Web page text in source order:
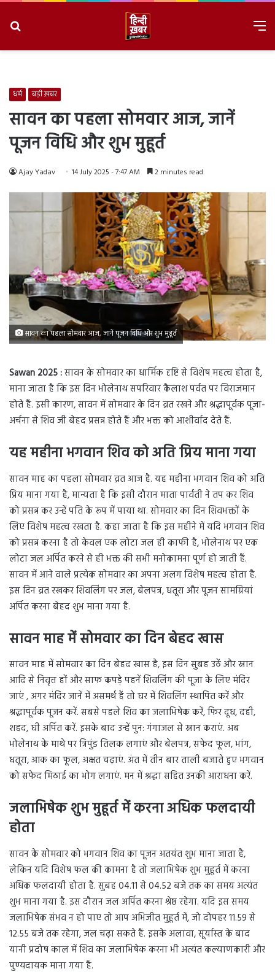
धर्म बड़ी ख़बर
सावन का पहला सोमवार आज, जानें
पूजन विधि और शुभ मुहूर्त
Ajay Yadav 14 July 2025 - 7:47 AM 2 minutes read
सावन का पहला सोमवार आज, जानें पूजन विधि और शुभ मुहूर्त
Sawan 2025 :सावन के सोमवार का धार्मिक दृष्टि से विशेष महत्व होता है,
माना जाता है कि इस दिन भोलेनाथ सपरिवार कैलाश पर्वत पर विराजमान
होते हैं. इसी कारण, सावन में सोमवार के दिन व्रत रखने और श्रद्धापूर्वक पूजा-
अर्चना से शिव जी बेहद प्रसन्न होते हैं और भक्त को आशीर्वाद देते हैं.
यह महीना भगवान शिव को अति प्रिय माना गया
सावन माह का पहला सोमवार व्रत आज है. यह महीना भगवान शिव को अति
प्रिय माना गया है, मान्यता है कि इसी दौरान माता पार्वती ने तप कर शिव
को प्रसन्न कर उन्हें पति के रूप में पाया था. सोमवार का दिन शिवभक्तों के
लिए विशेष महत्व रखता है. कहा जाता है कि इस महीने में यदि भगवान शिव
को प्रसन्न करना है तो केवल एक लोटा जल ही काफी है, भोलेनाथ पर एक
लोटा जल अर्पित करने से ही भक्त की सभी मनोकामना पूर्ण हो जाती हैं.
सावन में आने वाले प्रत्येक सोमवार का अपना अलग विशेष महत्व होता है.
इस दिन व्रत रखकर शिवलिंग पर जल, बेलपत्र, धतूरा और पूजन सामग्रियां
अर्पित करना बेहद शुभ माना गया है.
सावन माह में सोमवार का दिन बेहद खास
सावन माह में सोमवार का दिन बेहद खास है, इस दिन सुबह उठें और स्नान
आदि से निवृत्त हों और साफ कपड़े पहनें शिवलिंग की पूजा के लिए मंदिर
जाएं , अगर मंदिर जानें में असमर्थ हैं तो घर में शिवलिंग स्थापित करें और
श्रद्धापूर्वक पूजन करें. सबसे पहले शिव का जलाभिषेक करें, फिर दूध, दही,
शहद, घी अर्पित करें. इसके बाद उन्हें पुन: गंगाजल से स्नान कराएं. अब
भोलेनाथ के माथे पर त्रिपुंड तिलक लगाएं और बेलपत्र, सफेद फूल, भांग,
धतूरा, आक का फूल, अक्षत चढ़ाएं. अंत में तीन बार ताली बजाते हुए भगवान
को सफेद मिठाई का भोग लगाएं. मन में श्रद्धा सहित उनकी आराधना करें.
जलाभिषेक शुभ मुहूर्त में करना अधिक फलदायी
होता
सावन के सोमवार को भगवान शिव का पूजन अतयंत शुभ माना जाता है,
लेकिन यदि विशेष फल की कामना है तो जलाभिषेक शुभ मुहूर्त में करना
अधिक फलदायी होता है. सुबह 04.11 से 04.52 बजे तक का समय अत्यंत
शुभ माना गया है. इस दौरान जल अर्पित करना श्रेष्ठ रहेगा. यदि इस समय
जलाभिषेक संभव न हो पाए तो आप अभिजीत मुहूर्त में, जो दोपहर 11.59 से
12.55 बजे तक रहेगा, जल चढ़ा सकते हैं. इसके अलावा, सूर्यास्त के बाद
यानी प्रदोष काल में शिव का जलाभिषेक करना भी अत्यंत कल्याणकारी और
पुण्यदायक माना गया हैं.